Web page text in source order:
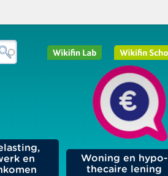
en
Woning en hypo­
thecaire lening